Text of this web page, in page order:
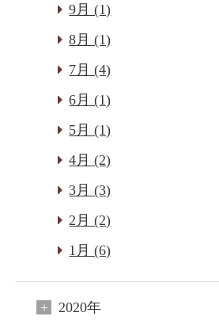
9月 (1)
8月 (1)
7月 (4)
6月 (1)
5月 (1)
4月 (2)
3月 (3)
2月 (2)
1月 (6)
2020年